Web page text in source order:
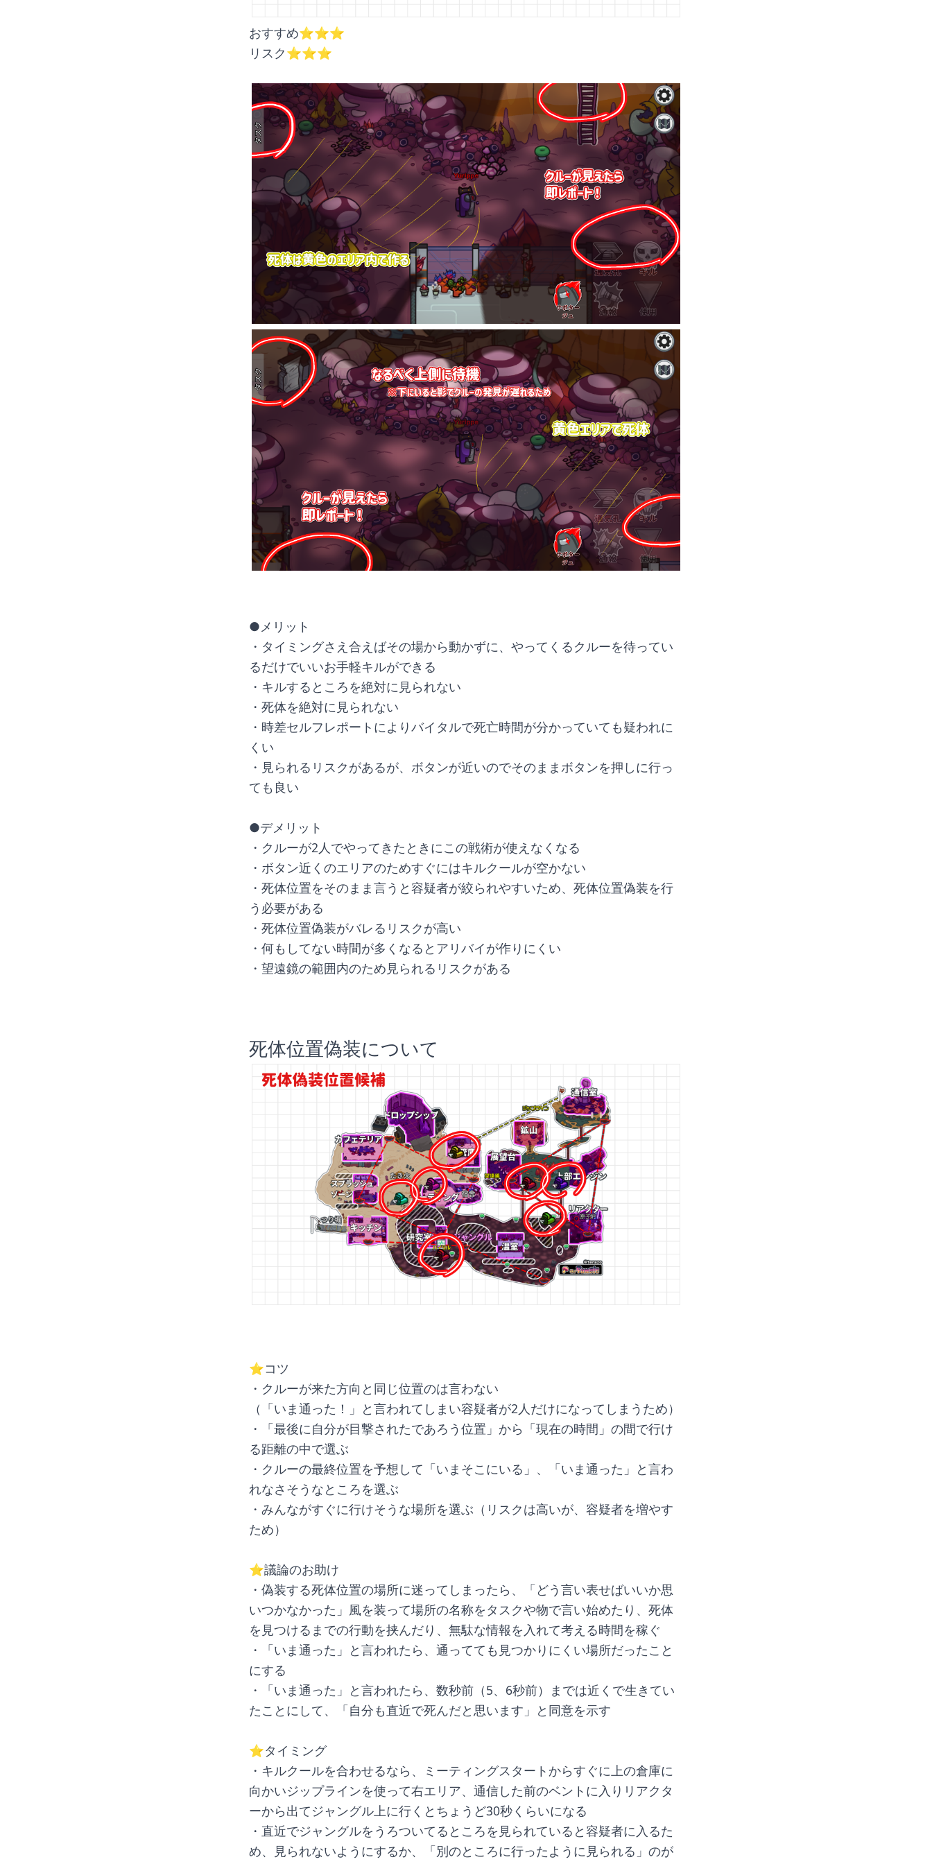
おすすめ⭐️⭐️⭐️
リスク⭐️⭐️⭐️
●メリット
・タイミングさえ合えばその場から動かずに、やってくるクルーを待ってい
るだけでいいお手軽キルができる
・キルするところを絶対に見られない
・死体を絶対に見られない
・時差セルフレポートによりバイタルで死亡時間が分かっていても疑われに
くい
・見られるリスクがあるが、ボタンが近いのでそのままボタンを押しに行っ
ても良い
●デメリット
・クルーが2人でやってきたときにこの戦術が使えなくなる
・ボタン近くのエリアのためすぐにはキルクールが空かない
・死体位置をそのまま言うと容疑者が絞られやすいため、死体位置偽装を行
う必要がある
・死体位置偽装がバレるリスクが高い
・何もしてない時間が多くなるとアリバイが作りにくい
・望遠鏡の範囲内のため見られるリスクがある
死体位置偽装について
⭐️コツ
・クルーが来た方向と同じ位置のは言わない
（「いま通った！」と言われてしまい容疑者が2人だけになってしまうため）
・「最後に自分が目撃されたであろう位置」から「現在の時間」の間で行け
る距離の中で選ぶ
・クルーの最終位置を予想して「いまそこにいる」、「いま通った」と言わ
れなさそうなところを選ぶ
・みんながすぐに行けそうな場所を選ぶ（リスクは高いが、容疑者を増やす
ため）
⭐️議論のお助け
・偽装する死体位置の場所に迷ってしまったら、「どう言い表せばいいか思
いつかなかった」風を装って場所の名称をタスクや物で言い始めたり、死体
を見つけるまでの行動を挟んだり、無駄な情報を入れて考える時間を稼ぐ
・「いま通った」と言われたら、通ってても見つかりにくい場所だったこと
にする
・「いま通った」と言われたら、数秒前（5、6秒前）までは近くで生きてい
たことにして、「自分も直近で死んだと思います」と同意を示す
⭐️タイミング
・キルクールを合わせるなら、ミーティングスタートからすぐに上の倉庫に
向かいジップラインを使って右エリア、通信した前のベントに入りリアクタ
ーから出てジャングル上に行くとちょうど30秒くらいになる
・直近でジャングルをうろついてるところを見られていると容疑者に入るた
め、見られないようにするか、「別のところに行ったように見られる」のが